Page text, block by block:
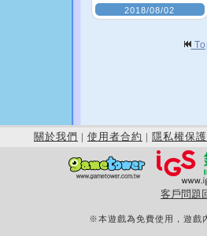
2018/08/02
關於我們 | 使用者合約 | 隱私權保護
客戶問題
※本遊戲為免費使用，遊戲